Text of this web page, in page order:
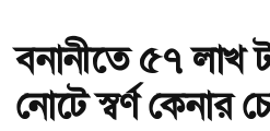
বনানীতে ৫৭ লাখ
নোটে স্বর্ণ কেনার